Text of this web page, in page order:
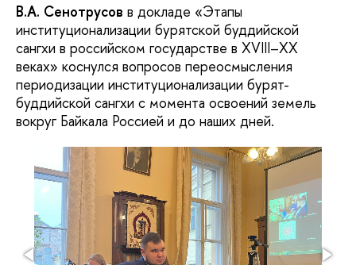
В.А. Сенотрусов в докладе «Этапы
институционализации бурятской буддийской
сангхи в российском государстве в XVIII–XX
веках» коснулся вопросов переосмысления
периодизации институционализации бурят-
буддийской сангхи с момента освоений земель
вокруг Байкала Россией и до наших дней.